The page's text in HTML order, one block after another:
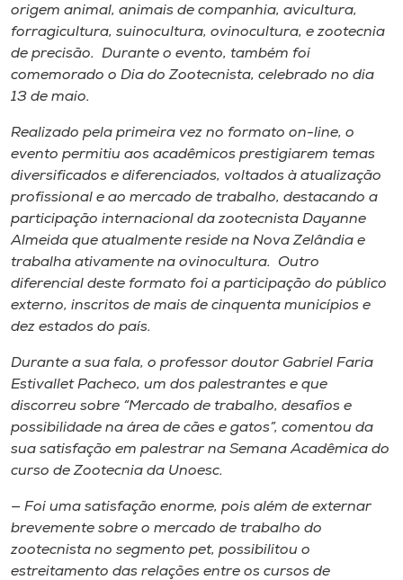
A+
A-
origem animal, animais de companhia, avicultura,
forragicultura, suinocultura, ovinocultura, e zootecnia
de precisão. Durante o evento, também foi
comemorado o Dia do Zootecnista, celebrado no dia
13 de maio.
Realizado pela primeira vez no formato on-line, o
evento permitiu aos acadêmicos prestigiarem temas
diversificados e diferenciados, voltados à atualização
profissional e ao mercado de trabalho, destacando a
participação internacional da zootecnista Dayanne
Almeida que atualmente reside na Nova Zelândia e
trabalha ativamente na ovinocultura. Outro
diferencial deste formato foi a participação do público
externo, inscritos de mais de cinquenta municípios e
dez estados do país.
Durante a sua fala, o professor doutor Gabriel Faria
Estivallet Pacheco, um dos palestrantes e que
discorreu sobre “Mercado de trabalho, desafios e
possibilidade na área de cães e gatos”, comentou da
sua satisfação em palestrar na Semana Acadêmica do
curso de Zootecnia da Unoesc.
— Foi uma satisfação enorme, pois além de externar
brevemente sobre o mercado de trabalho do
zootecnista no segmento pet, possibilitou o
estreitamento das relações entre os cursos de